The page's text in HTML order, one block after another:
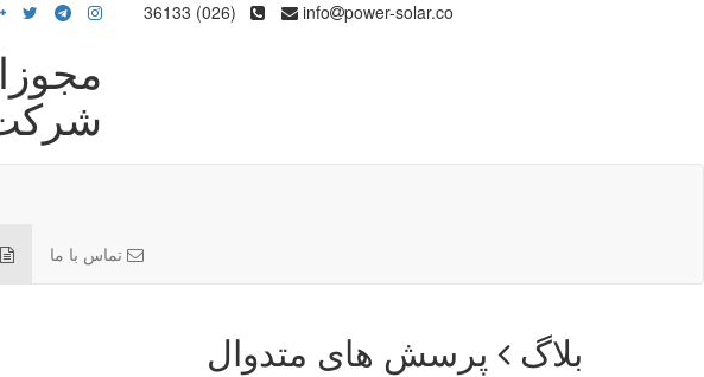
info power-solar.co
(026) 36133
تماس با ما
بلاگ پرسش های متدوال